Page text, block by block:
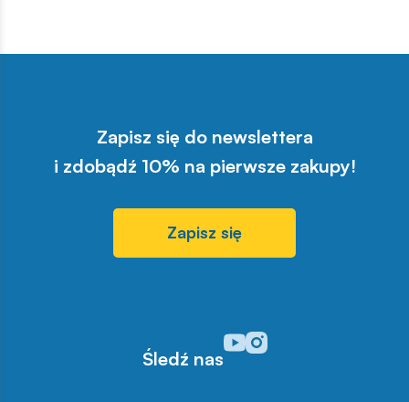
Zapisz się do newslettera
i zdobądź 10% na pierwsze zakupy!
Zapisz się
Śledź nas
Odwiedź nasz profil w
Odwiedź nasz profil w